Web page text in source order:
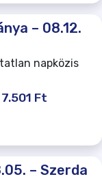
– 08.12.
napközis
7.501 Ft
– Szerda